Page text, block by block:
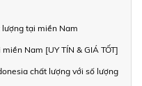
lượng tại miền Nam
Nam [UY TÍN & GIÁ TỐT]
chất lượng với số lượng